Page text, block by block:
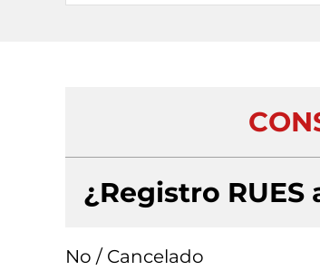
¿Registro RUES
No / Cancelado